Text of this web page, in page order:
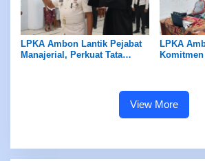
LPKA Ambon Lantik Pejabat
Manajerial, Perkuat Tata
LPKA
Komitmen
View More